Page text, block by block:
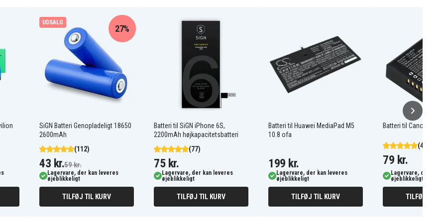
UDSALG
SiGN Batteri Genopladeligt 18650
2600mAh
(112)
27%
43 kr.59 kr.
Lagervare, der kan leveres
øjeblikkeligt
TILFØJ TIL KURV
Batteri til SiGN iPhone 6S,
2200mAh højkapacitetsbatteri
(77)
75 kr.
Lagervare, der kan leveres
øjeblikkeligt
TILFØJ TIL KURV
Batteri til Huawei MediaPad M5
10.8 ofa
199 kr.
Lagervare, der kan leveres
øjeblikkeligt
TILFØJ TIL KURV
Batteri til Canon LP-
(49)
79 kr.
Lagervare, der kan
øjeblikkeligt
TILFØJ TIL